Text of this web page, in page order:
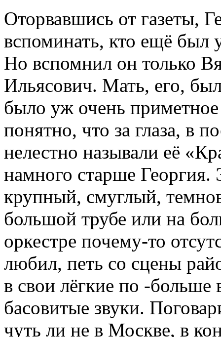
Оторвавшись от газеты,
вспоминать, кто ещё был
Но вспомнил он только
Ильясович. Мать, его,
было уж очень
понятно, что за глаза, в
нелестно называли её
намного старше
крупный, смуглый,
большой трубе или на
оркестре почему-то
любил, петь со сцены
в свои лёгкие по -больше
басовитые звуки.
чуть ли не в Москве, в